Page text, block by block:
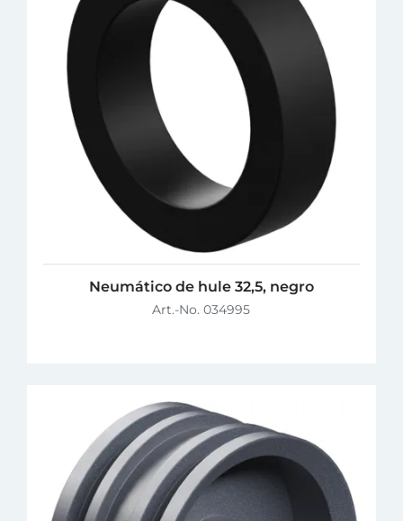
Neumático de hule 32,5, negro
Art.-No. 034995